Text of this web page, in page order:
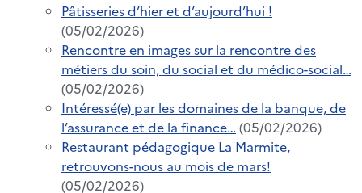
Pâtisseries d’hier et d’aujourd’hui !
(05/02/2026)
Rencontre en images sur la rencontre des
métiers du soin, du social et du médico-social…
(05/02/2026)
Intéressé(e) par les domaines de la banque, de
l’assurance et de la finance… (05/02/2026)
Restaurant pédagogique La Marmite,
retrouvons-nous au mois de mars!
(05/02/2026)